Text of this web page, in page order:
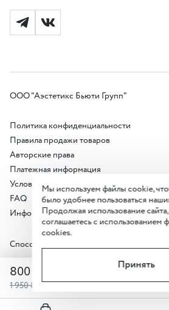
800 ₽
1 950 ₽
ООО "Аэстетикс Бьюти Групп"
Политика конфиденциальности
Правила продажи товаров
Авторские права
Платежная информация
Условия акции
FAQ
Информация о продавце
Способы оплаты:
Мы используем файлы cookie,
было удобнее пользоваться
Продолжая использование
соглашаетесь с использованием
cookies.
Принять